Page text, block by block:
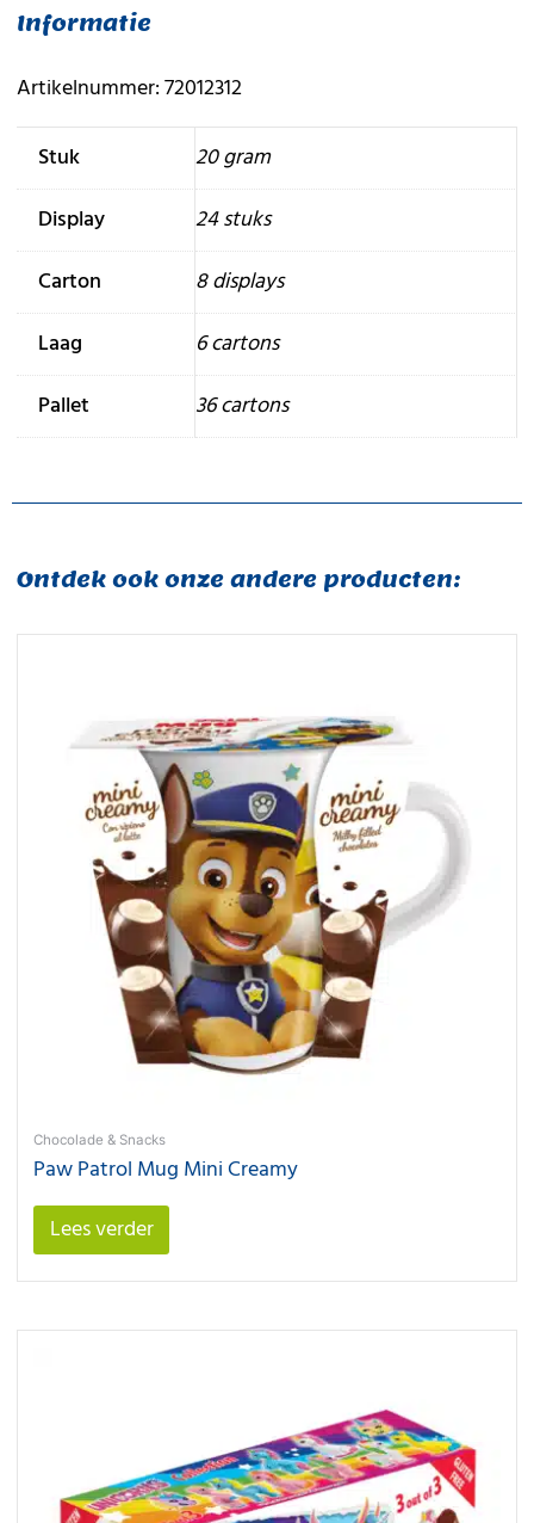
Informatie
Artikelnummer: 72012312
Stuk
20 gram
Display
24 stuks
Carton
8 displays
Laag
6 cartons
Pallet
36 cartons
Ontdek ook onze andere producten:
Chocolade & Snacks
Paw Patrol Mug Mini Creamy
Lees verder